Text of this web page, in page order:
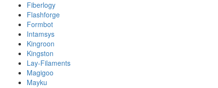
Fiberlogy
Flashforge
Formbot
Intamsys
Kingroon
Kingston
Lay-Filaments
Magigoo
Mayku